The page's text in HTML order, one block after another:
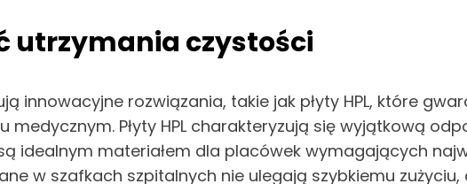
utrzymania czystości
innowacyjne rozwiązania, takie jak płyty HPL, które
Płyty HPL charakteryzują się wyjątkową
idealnym materiałem dla placówek wymagających
w szafkach szpitalnych nie ulegają szybkiemu